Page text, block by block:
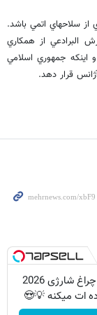
از سلاحهاي اتمي باشد.
البرادعي از همكاري
اينكه جمهوري اسلامي
قرار دهد.
پرکاربردترین چراغ شارژی 2026
ات میکنه 💡😍